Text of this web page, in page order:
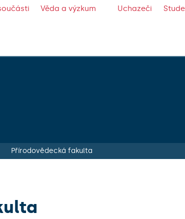
Věda a výzkum Uchazeči
Přírodovědecká fakulta